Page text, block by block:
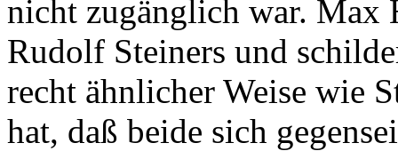
nicht zugänglich war. Max
Rudolf Steiners und
recht ähnlicher Weise wie
hat, daß beide sich